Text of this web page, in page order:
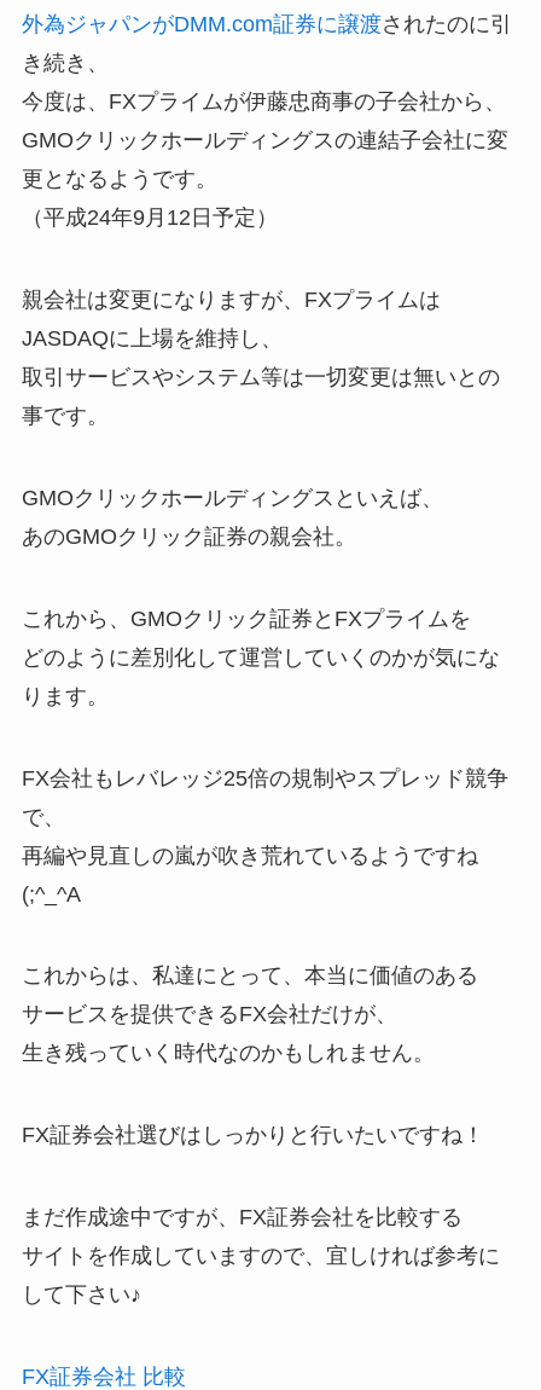
外為ジャパンがDMM.com証券に譲渡されたのに引
き続き、
今度は、FXプライムが伊藤忠商事の子会社から、
GMOクリックホールディングスの連結子会社に変
更となるようです。
（平成24年9月12日予定）
親会社は変更になりますが、FXプライムは
JASDAQに上場を維持し、
取引サービスやシステム等は一切変更は無いとの
事です。
GMOクリックホールディングスといえば、
あのGMOクリック証券の親会社。
これから、GMOクリック証券とFXプライムを
どのように差別化して運営していくのかが気にな
ります。
FX会社もレバレッジ25倍の規制やスプレッド競争
で、
再編や見直しの嵐が吹き荒れているようですね
(;^_^A
これからは、私達にとって、本当に価値のある
サービスを提供できるFX会社だけが、
生き残っていく時代なのかもしれません。
FX証券会社選びはしっかりと行いたいですね！
まだ作成途中ですが、FX証券会社を比較する
サイトを作成していますので、宜しければ参考に
して下さい♪
FX証券会社 比較